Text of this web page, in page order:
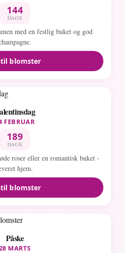
144
DAGE
med en festlig buket og god
blomster
FEBRUAR
189
DAGE
roser eller en romantisk buket -
hjem.
blomster
Påske
MARTS